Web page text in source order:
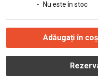
-
Nu este în stoc
Adăugați în coș